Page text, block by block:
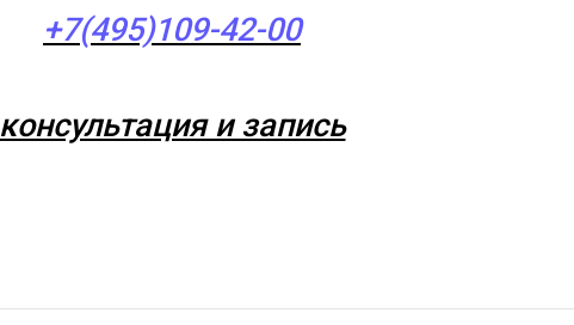
+7(495)109-42-00
консультация и запись